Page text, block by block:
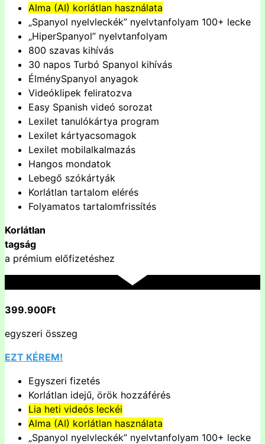
Alma (AI) korlátlan használata
„Spanyol nyelvleckék” nyelvtanfolyam 100+ lecke
„HiperSpanyol” nyelvtanfolyam
800 szavas kihívás
30 napos Turbó Spanyol kihívás
ÉlménySpanyol anyagok
Videóklipek feliratozva
Easy Spanish videó sorozat
Lexilet tanulókártya program
Lexilet kártyacsomagok
Lexilet mobilalkalmazás
Hangos mondatok
Lebegő szókártyák
Korlátlan tartalom elérés
Folyamatos tartalomfrissítés
Korlátlan
tagság
a prémium előfizetéshez
399.900Ft
egyszeri összeg
EZT KÉREM!
Egyszeri fizetés
Korlátlan idejű, örök hozzáférés
Lia heti videós leckéi
Alma (AI) korlátlan használata
„Spanyol nyelvleckék” nyelvtanfolyam 100+ lecke